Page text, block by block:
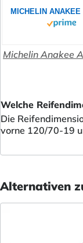
Michelin Anakee
Welche
Die
vorne 120/70-19
Alternativen